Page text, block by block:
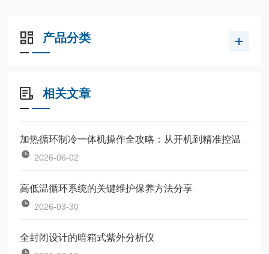
产品分类
相关文章
加热循环制冷一体机操作全攻略：从开机到精准控温
2026-06-02
高低温循环系统的关键维护保养方法分享
2026-03-30
全封闭设计的暗箱式紫外分析仪